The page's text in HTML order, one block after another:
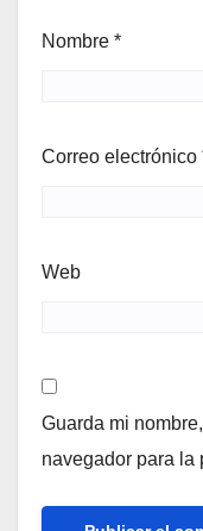
Nombre *
Correo electrónico
Web
Guarda mi
navegador para la